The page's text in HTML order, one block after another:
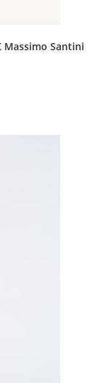
Santini